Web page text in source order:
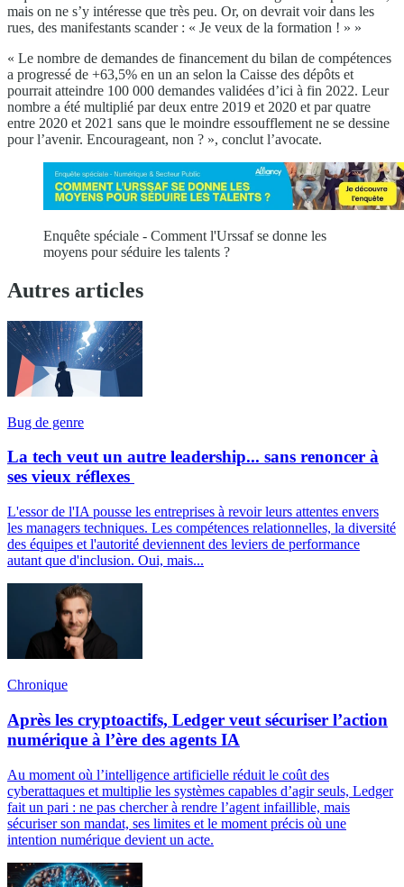
mais on ne s’y intéresse que très peu. Or, on devrait voir dans les
rues, des manifestants scander : « Je veux de la formation ! » »
« Le nombre de demandes de financement du bilan de compétences
a progressé de +63,5% en un an selon la Caisse des dépôts et
pourrait atteindre 100 000 demandes validées d’ici à fin 2022. Leur
nombre a été multiplié par deux entre 2019 et 2020 et par quatre
entre 2020 et 2021 sans que le moindre essoufflement ne se dessine
pour l’avenir. Encourageant, non ? », conclut l’avocate.
Enquête spéciale - Comment l'Urssaf se donne les
moyens pour séduire les talents ?
Autres articles
Bug de genre
La tech veut un autre leadership... sans renoncer à
ses vieux réflexes
L'essor de l'IA pousse les entreprises à revoir leurs attentes envers
les managers techniques. Les compétences relationnelles, la diversité
des équipes et l'autorité deviennent des leviers de performance
autant que d'inclusion. Oui, mais...
Chronique
Après les cryptoactifs, Ledger veut sécuriser l’action
numérique à l’ère des agents IA
Au moment où l’intelligence artificielle réduit le coût des
cyberattaques et multiplie les systèmes capables d’agir seuls, Ledger
fait un pari : ne pas chercher à rendre l’agent infaillible, mais
sécuriser son mandat, ses limites et le moment précis où une
intention numérique devient un acte.